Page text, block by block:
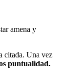
amena y
citada. Una vez
puntualidad.